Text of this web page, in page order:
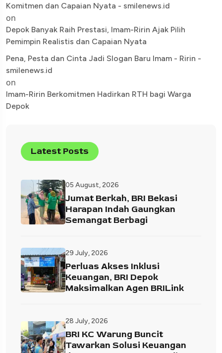
Komitmen dan Capaian Nyata - smilenews.id
on
Depok Banyak Raih Prestasi, Imam-Ririn Ajak Pilih
Pemimpin Realistis dan Capaian Nyata
Pena, Pesta dan Cinta Jadi Slogan Baru Imam - Ririn -
smilenews.id
on
Imam-Ririn Berkomitmen Hadirkan RTH bagi Warga
Depok
Latest Posts
05 August, 2026
Jumat Berkah, BRI Bekasi
Harapan Indah Gaungkan
Semangat Berbagi
29 July, 2026
Perluas Akses Inklusi
Keuangan, BRI Depok
Maksimalkan Agen BRILink
28 July, 2026
BRI KC Warung Buncit
Tawarkan Solusi Keuangan